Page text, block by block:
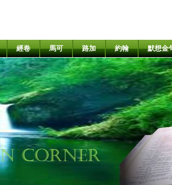
經卷 馬可 路加 約翰 默想金